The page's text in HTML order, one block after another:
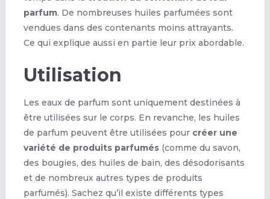
parfum. De nombreuses huiles parfumées sont
vendues dans des contenants moins attrayants.
Ce qui explique aussi en partie leur prix abordable.
Utilisation
Les eaux de parfum sont uniquement destinées à
être utilisées sur le corps. En revanche, les huiles
de parfum peuvent être utilisées pour créer une
variété de produits parfumés(comme du savon,
des bougies, des huiles de bain, des désodorisants
et de nombreux autres types de produits
parfumés). Sachez qu’il existe différents types